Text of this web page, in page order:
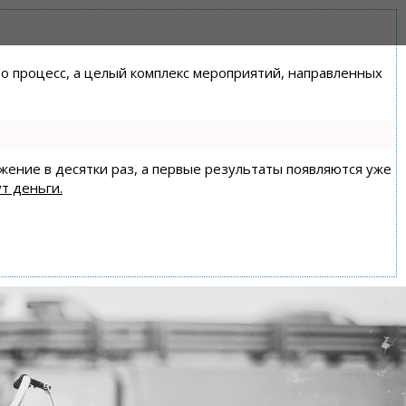
процесс, а целый комплекс мероприятий, направленных
в десятки раз, а первые результаты появляются уже
деньги.